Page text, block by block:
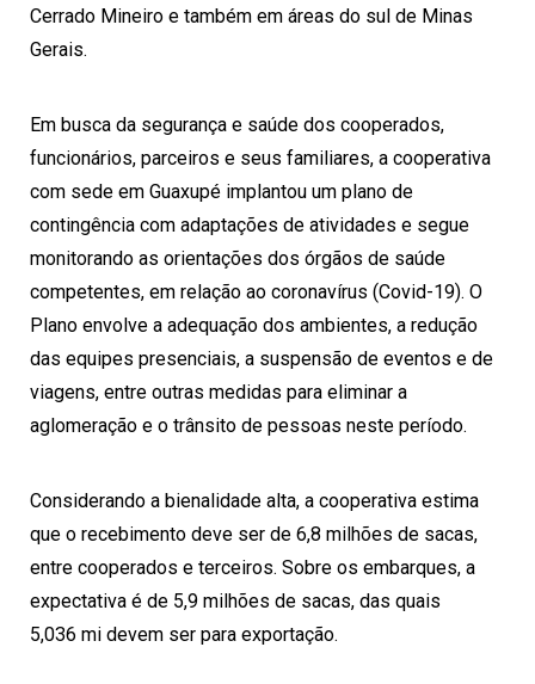
Cerrado Mineiro e também em áreas do sul de Minas
Gerais.
Em busca da segurança e saúde dos cooperados,
funcionários, parceiros e seus familiares, a cooperativa
com sede em Guaxupé implantou um plano de
contingência com adaptações de atividades e segue
monitorando as orientações dos órgãos de saúde
competentes, em relação ao coronavírus (Covid-19). O
Plano envolve a adequação dos ambientes, a redução
das equipes presenciais, a suspensão de eventos e de
viagens, entre outras medidas para eliminar a
aglomeração e o trânsito de pessoas neste período.
Considerando a bienalidade alta, a cooperativa estima
que o recebimento deve ser de 6,8 milhões de sacas,
entre cooperados e terceiros. Sobre os embarques, a
expectativa é de 5,9 milhões de sacas, das quais
5,036 mi devem ser para exportação.